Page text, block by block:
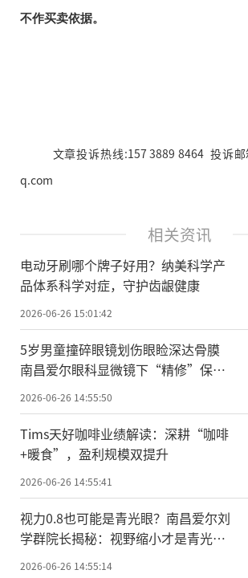
不作买卖依据。
文章投诉热线:157 3889 8464 投诉
q.com
相关资讯
电动牙刷哪个牌子好用？纳美科学产
品体系科学对症，守护齿龈健康
2026-06-26 15:01:42
5岁男童撞碎眼镜划伤眼睑深达骨膜
南昌爱尔眼科显微镜下“精修”保容
2026-06-26 14:55:50
Tims天好咖啡业绩解读：深耕“咖啡
+暖食”，盈利规模双提升
2026-06-26 14:55:41
视力0.8也可能是青光眼？南昌爱尔刘
学群院长揭秘：视野缩小才是青光眼
2026-06-26 14:55:14